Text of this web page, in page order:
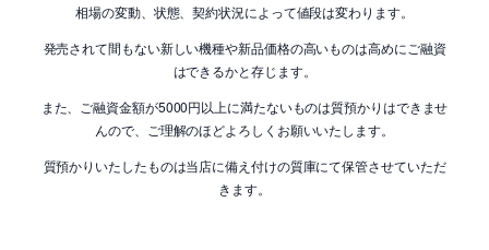
相場の変動、状態、契約状況によって値段は変わります。
発売されて間もない新しい機種や新品価格の高いものは高めにご融資
はできるかと存じます。
また、ご融資金額が5000円以上に満たないものは質預かりはできませ
んので、ご理解のほどよろしくお願いいたします。
質預かりいたしたものは当店に備え付けの質庫にて保管させていただ
きます。